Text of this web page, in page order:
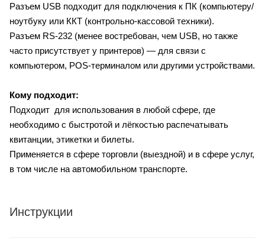
Разъем USB подходит для подключения к ПК (компьютеру/
ноутбуку или ККТ (контрольно-кассовой техники).
Разъем RS-232 (менее востребован, чем USB, но также
часто присутствует у принтеров) — для связи с
компьютером, POS-терминалом или другими устройствами.
Кому подходит:
Подходит для использования в любой сфере, где
необходимо с быстротой и лёгкостью распечатывать
квитанции, этикетки и билеты.
Применяется в сфере торговли (выездной) и в сфере услуг,
в том числе на автомобильном транспорте.
Инструкции